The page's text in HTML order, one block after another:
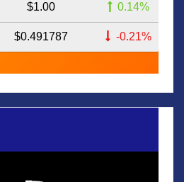
$1.00 0.14%
$0.491787 -0.21%